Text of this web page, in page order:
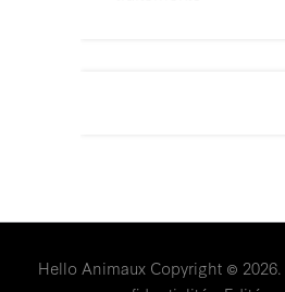
Hello Animaux Copyright © 2026.